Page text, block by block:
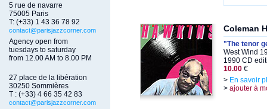
5 rue de navarre
75005 Paris
T: (+33) 1 43 36 78 92
contact@parisjazzcorner.com
Agency open from
tuesdays to saturday
from 12.00 AM to 8.00 PM
27 place de la libération
30250 Sommières
T : (+33) 4 66 35 42 83
contact@parisjazzcorner.com
Coleman
"The tenor
West Wind
1990 CD
10.00 €
> En savoir
> ajouter à